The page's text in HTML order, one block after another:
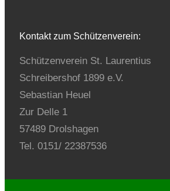
Kontakt zum Schützenverein:
Schützenverein St. Laurentius
Schreibershof 1899 e.V.
Sebastian Heuel
Zur Delle 1
57489 Drolshagen
Tel. 0151/ 22387536